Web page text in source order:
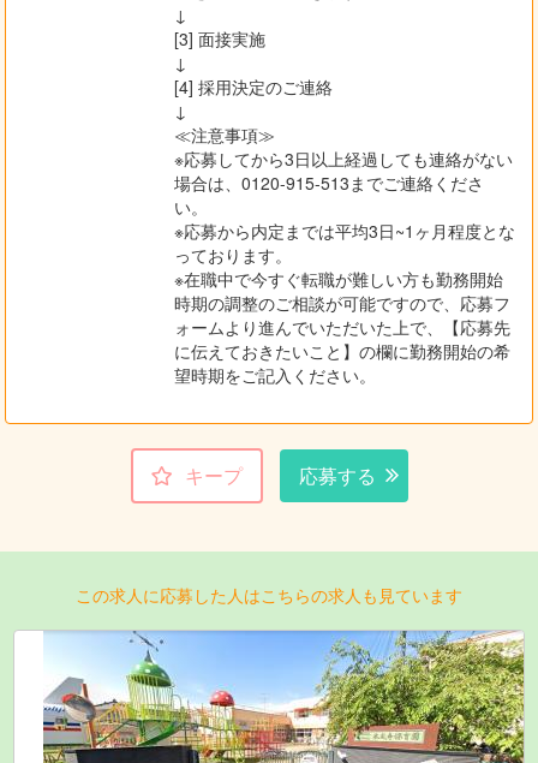
↓
[3] 面接実施
↓
[4] 採用決定のご連絡
↓
≪注意事項≫
※応募してから3日以上経過しても連絡がない
場合は、0120-915-513までご連絡くださ
い。
※応募から内定までは平均3日~1ヶ月程度とな
っております。
※在職中で今すぐ転職が難しい方も勤務開始
時期の調整のご相談が可能ですので、応募フ
ォームより進んでいただいた上で、【応募先
に伝えておきたいこと】の欄に勤務開始の希
望時期をご記入ください。
キープ 応募する
この求人に応募した人はこちらの求人も見ています